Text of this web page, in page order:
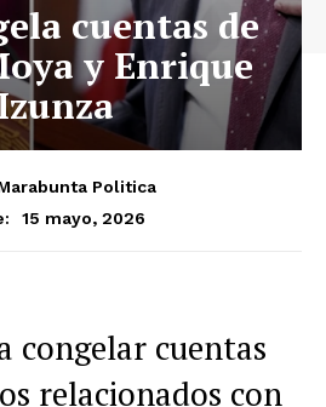
cuentas de
y Enrique
Politica
15 mayo, 2026
congelar cuentas
relacionados con